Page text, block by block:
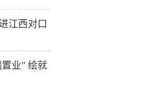
江西对口
业” 绘就